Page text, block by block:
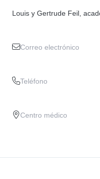
Louis y Gertrude Feil,
Correo electrónico
Teléfono
Centro médico